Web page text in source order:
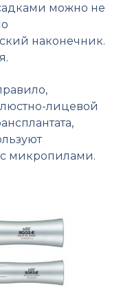
можно не
наконечник.
лицевой
микропилами.